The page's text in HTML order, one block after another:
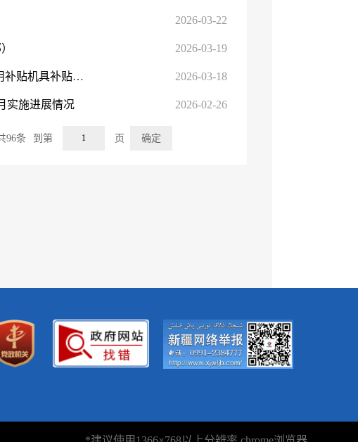
2026-03-22
2026-03-19
关于《新疆维吾尔自治区2024-2026年农机购置与应用补贴机具补贴额一览表（2026年第一批调整）》的公告 2026-03-18
实施进展情况 2026-02-26
96条 到第 页 确定